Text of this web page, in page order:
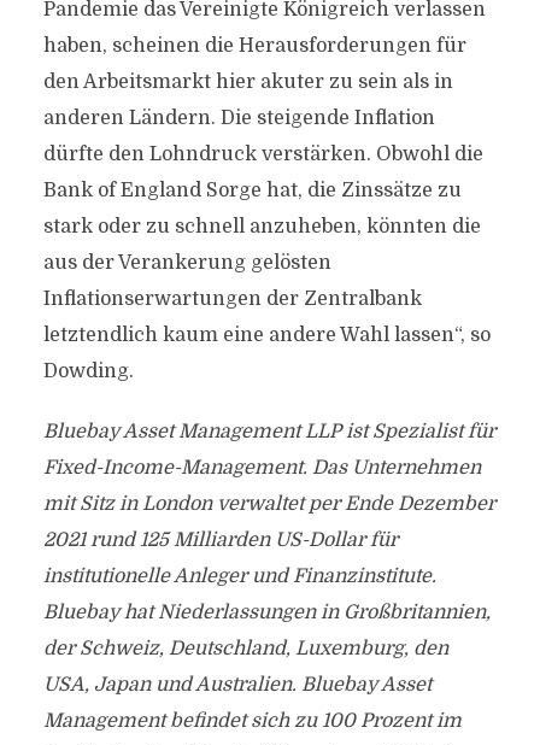
Pandemie das Vereinigte Königreich verlassen
haben, scheinen die Herausforderungen für
den Arbeitsmarkt hier akuter zu sein als in
anderen Ländern. Die steigende Inflation
dürfte den Lohndruck verstärken. Obwohl die
Bank of England Sorge hat, die Zinssätze zu
stark oder zu schnell anzuheben, könnten die
aus der Verankerung gelösten
Inflationserwartungen der Zentralbank
letztendlich kaum eine andere Wahl lassen“, so
Dowding.
Bluebay Asset Management LLP ist Spezialist für
Fixed-Income-Management. Das Unternehmen
mit Sitz in London verwaltet per Ende Dezember
2021 rund 125 Milliarden US-Dollar für
institutionelle Anleger und Finanzinstitute.
Bluebay hat Niederlassungen in Großbritannien,
der Schweiz, Deutschland, Luxemburg, den
USA, Japan und Australien. Bluebay Asset
Management befindet sich zu 100 Prozent im